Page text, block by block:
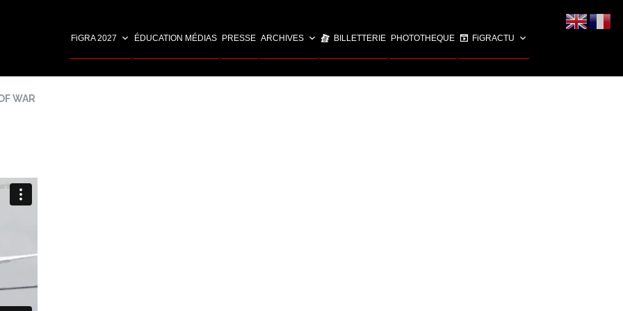
FiGRA 2027 ÉDUCATION MÉDIAS PRESSE ARCHIVES BILLETTERIE PHOTOTHEQUE FiGRACTU
WAR